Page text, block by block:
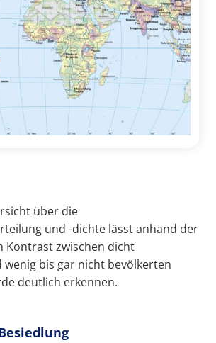
über die
und -dichte lässt anhand der
Kontrast zwischen dicht
wenig bis gar nicht bevölkerten
deutlich erkennen.